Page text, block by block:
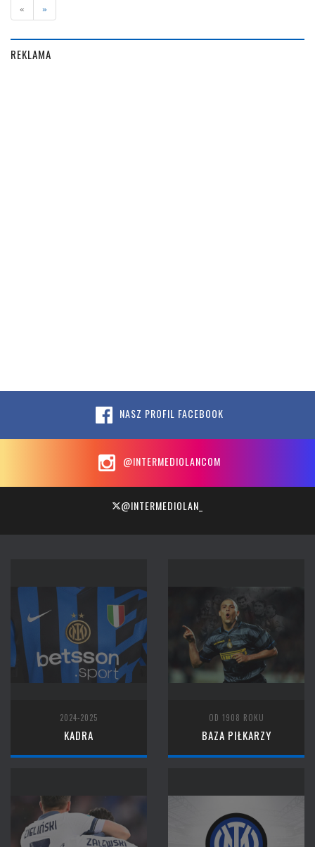
« »
REKLAMA
NASZ PROFIL FACEBOOK
@INTERMEDIOLANCOM
@INTERMEDIOLAN_
2024-2025
KADRA
OD 1908 ROKU
BAZA PIŁKARZY